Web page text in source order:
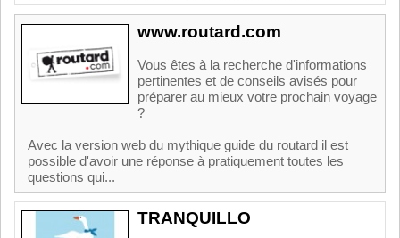
www.routard.com
Vous êtes à la recherche d'informations
pertinentes et de conseils avisés pour
préparer au mieux votre prochain voyage
?
Avec la version web du mythique guide du routard il est
possible d'avoir une réponse à pratiquement toutes les
questions qui...
TRANQUILLO